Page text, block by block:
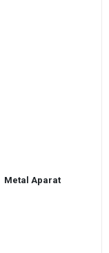
Metal Aparat